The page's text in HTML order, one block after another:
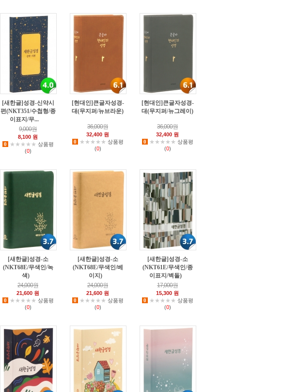
[새한글]성경-신약시
편(NKT351/수첩형/종
이표지/무...
9,000원
8,100 원
0
★★★★★ 상품평
(0)
[현대인]큰글자성경-
대(무지퍼/뉴브라운)
36,000원
32,400 원
0
★★★★★ 상품평
(0)
[현대인]큰글자성경-
대(무지퍼/뉴그레이)
36,000원
32,400 원
0
★★★★★ 상품평
(0)
[새한글]성경-소
(NKT68E/무색인/녹
색)
24,000원
21,600 원
0
★★★★★ 상품평
(0)
[새한글]성경-소
(NKT68E/무색인/베
이지)
24,000원
21,600 원
0
★★★★★ 상품평
(0)
[새한글]성경-소
(NKT61E/무색인/종
이표지/벽돌)
17,000원
15,300 원
0
★★★★★ 상품평
(0)